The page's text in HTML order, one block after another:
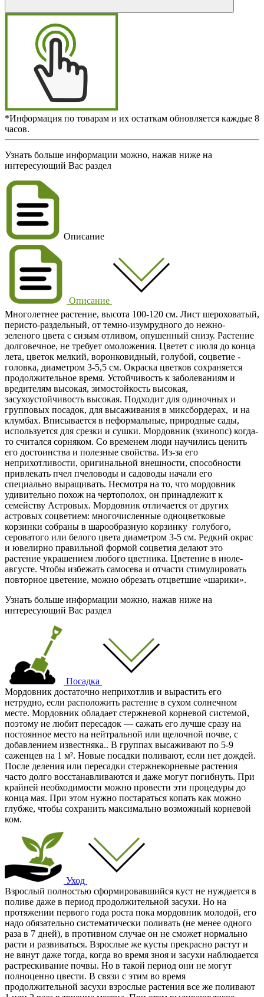
*Информация по товарам и их остаткам обновляется каждые 8
часов.
Узнать больше информации можно, нажав ниже на
интересующий Вас раздел
Описание
Описание
Многолетнее растение, высота 100-120 см. Лист шероховатый,
перисто-раздельный, от темно-изумрудного до нежно-
зеленого цвета с сизым отливом, опушенный снизу. Растение
долговечное, не требует омоложения. Цветет с июля до конца
лета, цветок мелкий, воронковидный, голубой, соцветие -
головка, диаметром 3-5,5 см. Окраска цветков сохраняется
продолжительное время. Устойчивость к заболеваниям и
вредителям высокая, зимостойкость высокая,
засухоустойчивость высокая. Подходит для одиночных и
групповых посадок, для высаживания в миксбордерах, и на
клумбах. Вписывается в неформальные, природные сады,
используется для срезки и сушки. Мордовник (эхинопс) когда-
то считался сорняком. Со временем люди научились ценить
его достоинства и полезные свойства. Из-за его
неприхотливости, оригинальной внешности, способности
привлекать пчел пчеловоды и садоводы начали его
специально выращивать. Несмотря на то, что мордовник
удивительно похож на чертополох, он принадлежит к
семейству Астровых. Мордовник отличается от других
астровых соцветием: многочисленные одноцветковые
корзинки собраны в шарообразную корзинку голубого,
сероватого или белого цвета диаметром 3-5 см. Редкий окрас
и ювелирно правильной формой соцветия делают это
растение украшением любого цветника. Цветение в июле-
августе. Чтобы избежать самосева и отчасти стимулировать
повторное цветение, можно обрезать отцветшие «шарики».
Узнать больше информации можно, нажав ниже на
интересующий Вас раздел
Посадка
Мордовник достаточно неприхотлив и вырастить его
нетрудно, если расположить растение в сухом солнечном
месте. Мордовник обладает стержневой корневой системой,
поэтому не любит пересадок — сажать его лучше сразу на
постоянное место на нейтральной или щелочной почве, с
добавлением известняка.. В группах высаживают по 5-9
саженцев на 1 м². Новые посадки поливают, если нет дождей.
После деления или пересадки стержнекорневые растения
часто долго восстанавливаются и даже могут погибнуть. При
крайней необходимости можно провести эти процедуры до
конца мая. При этом нужно постараться копать как можно
глубже, чтобы сохранить максимально возможный корневой
ком.
Уход
Взрослый полностью сформировавшийся куст не нуждается в
поливе даже в период продолжительной засухи. Но на
протяжении первого года роста пока мордовник молодой, его
надо обязательно систематически поливать (не менее одного
раза в 7 дней), в противном случае он не сможет нормально
расти и развиваться. Взрослые же кусты прекрасно растут и
не вянут даже тогда, когда во время зноя и засухи наблюдается
растрескивание почвы. Но в такой период они не могут
полноценно цвести. В связи с этим во время
продолжительной засухи взрослые растения все же поливают